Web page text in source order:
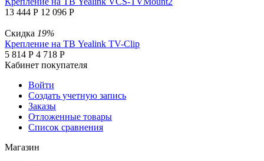
13 444 Р 12 096 Р
Скидка 19%
Крепление на ТВ Yealink TV-Clip
5 814 Р 4 718 Р
Кабинет покупателя
Войти
Создать учетную запись
Заказы
Отложенные товары
Список сравнения
Магазин